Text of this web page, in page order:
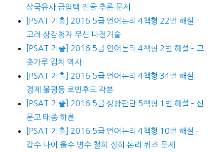
삼국유사 금입택 진골 추론 문제
[PSAT 기출] 2016 5급 언어논리 4책형 22번 해설 –
고려 상감청자 무신 나전기술
[PSAT 기출] 2016 5급 언어논리 4책형 2번 해설 – 고
춧가루 김치 역사
[PSAT 기출] 2016 5급 언어논리 4책형 34번 해설 –
경제 불평등 로빈후드 각본
[PSAT 기출] 2016 5급 상황판단 5책형 1번 해설 – 신
문고 태종 하륜
[PSAT 기출] 2016 5급 언어논리 4책형 10번 해설 –
갑수 나이 을수 병수 철희 정희 논리 퀴즈 문제